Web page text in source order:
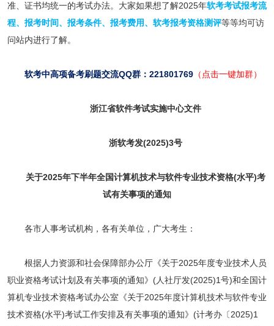
准、证书均统一的考试办法。大家如果想了解2025年软考考试报考流
程、 报考时间、 报考条件、 报考费用、 软考报考资格测评等等均可访
问站内进行了解。
软考中高项备考刷题交流QQ群：221801769（点击一键加群）
浙江省软件考试实施中心文件
浙软考发(2025)3号
关于2025年下半年全国计算机技术与软件专业技术资格(水平)考
试有关事项的通知
各市人事考试机构，各有关单位，广大考生：
根据人力资源和社会保障部办公厅《关于2025年度专业技术人员
职业资格考试计划及有关事项的通知》(人社厅发(2025)1号)和全国计
算机专业技术资格考试办公室《关于2025年度计算机技术与软件专业
技术资格(水平)考试工作安排及有关事项的通知》(计考办〔2025)1